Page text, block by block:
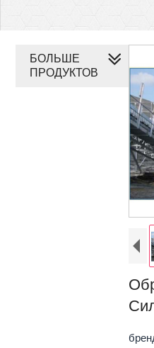
БОЛЬШЕ
ПРОДУКТОВ